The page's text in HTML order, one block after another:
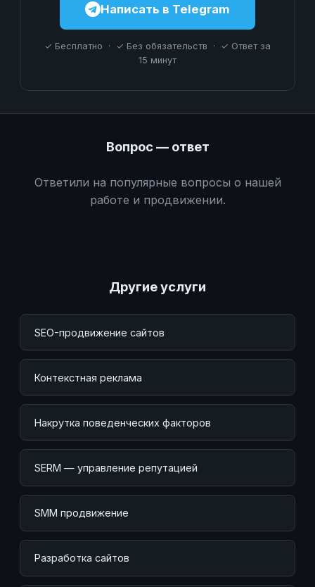
Написать в Telegram
✓ Бесплатно · ✓ Без обязательств · ✓ Ответ за
15 минут
Вопрос — ответ
Ответили на популярные вопросы о нашей
работе и продвижении.
Другие услуги
SEO-продвижение сайтов
Контекстная реклама
Накрутка поведенческих факторов
SERM — управление репутацией
SMM продвижение
Разработка сайтов